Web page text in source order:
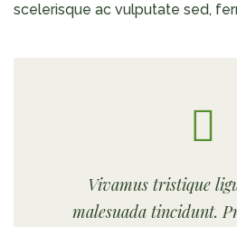
scelerisque ac vulputate sed,
Vivamus tristique
malesuada tincidunt.